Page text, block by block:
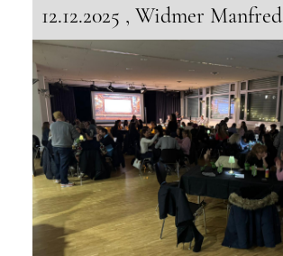
12.12.2025 , Widmer Manfred